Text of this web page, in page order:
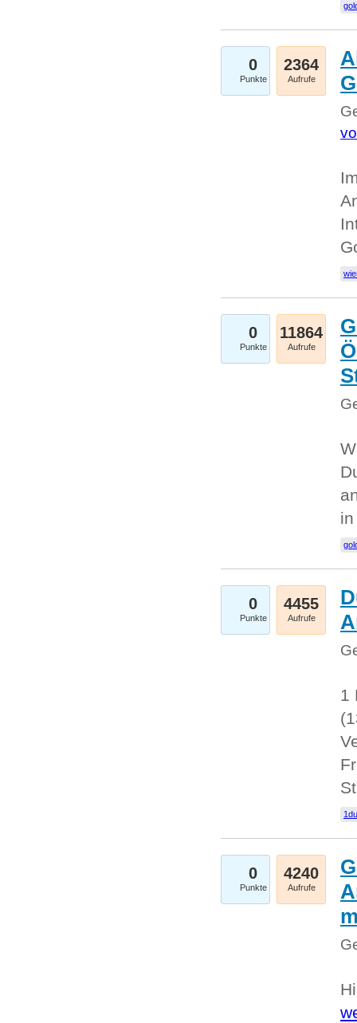
0
Punkte
2364
Aufrufe
0
Punkte
11864
Aufrufe
0
Punkte
4455
Aufrufe
1
0
Punkte
4240
Aufrufe